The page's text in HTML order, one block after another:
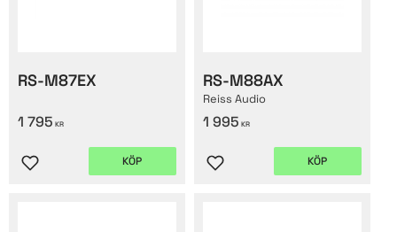
RS-M87EX
1 795 KR
Lägg till i favoriter
KÖP
RS-M88AX
Reiss Audio
1 995 KR
Lägg till i favoriter
KÖP